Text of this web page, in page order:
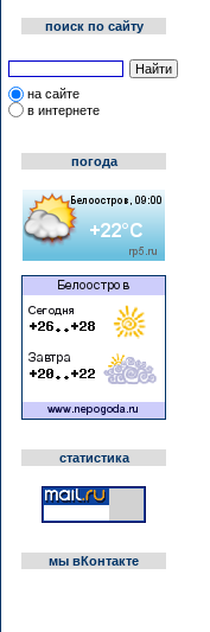
поиск по сайту
на сайте
в интернете
погода
статистика
мы вКонтакте